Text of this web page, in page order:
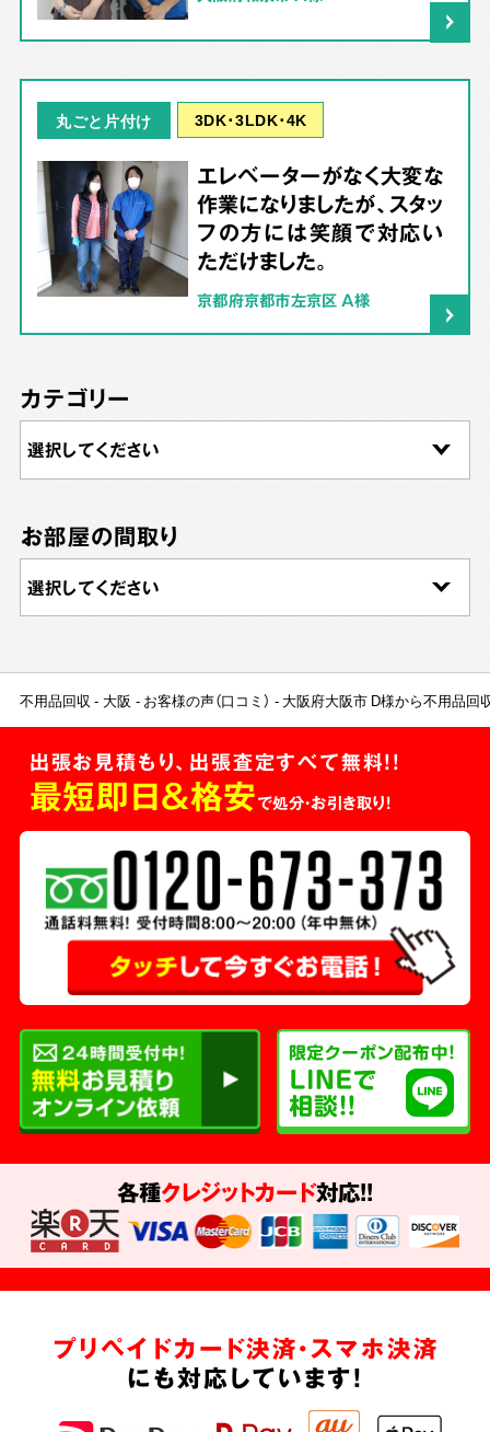
丸ごと片付け 3DK･3LDK･4K
エレベーターがなく大変な
作業になりましたが、スタッ
フの方には笑顔で対応い
ただけました。
京都府京都市左京区 A様
カテゴリー
お部屋の間取り
不用品回収 大阪 お客様の声（口コミ） 大阪府大阪市 D様から不用品回
出張お見積もり、出張査定すべて無料!!
最短即日＆格安で処分・お引き取り！
各種クレジットカード対応!!
プリペイドカード決済・スマホ決済
にも対応しています!